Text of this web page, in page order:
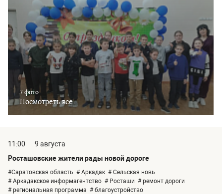
7 фото
Посмотреть все
11:00
9 августа
Росташовские жители рады новой дороге
#Саратовская область # Аркадак # Сельская новь
# Аркадакское информагентство # Росташи # ремонт дороги
# региональная программа # благоустройство